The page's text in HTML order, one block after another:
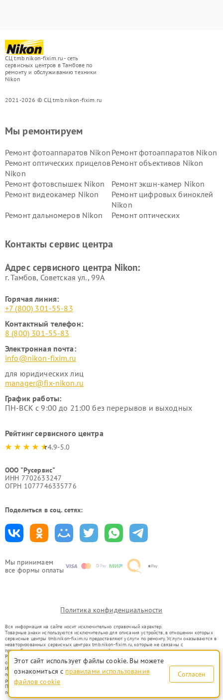
СЦ tmb.nikon-fixim.ru - сеть
сервисных центров в Тамбове по
ремонту и обслуживанию техники
Nikon
2021-2026 © СЦ tmb.nikon-fixim.ru
Мы принимаем
все формы оплаты
Мы ремонтируем
Ремонт фотоаппаратов Nikon Ремонт фотоаппаратов Nikon
Ремонт оптических прицелов
Nikon
Ремонт объективов Nikon
Ремонт фотовспышек Nikon
Ремонт экшн-камер Nikon
Ремонт видеокамер Nikon
Ремонт цифровых биноклей
Nikon
Ремонт дальномеров Nikon
Ремонт оптических
Контакты сервис центра
Адрес сервисного центра Nikon:
г. Тамбов, Советская ул., 99А
Горячая линия:
+7 (800) 301-55-83
Контактный телефон:
8 (800) 301-55-83
Электронная почта:
info@nikon-fixim.ru
для юридических лиц
manager@fix-nikon.ru
График работы:
ПН-ВСК с 9:00 до 21:00 без перерывов и выходных
Рейтинг сервисного центра
4.9-5.0
ООО "Русервис"
ИНН 7702633247
ОГРН 1077746335776
Поделиться в соц. сетях:
Политика конфиденциальности
Вся информация на сайте носит исключительно справочный характер.
Товарные знаки используются исключительно для описания устройств, в отношении которых
сервисные центры tmb.nikon-fixim.ru предоставляют услуги по ремонту. Услуги оказываются в
неавторизованных сервисных центрах tmb.nikon-fixim.ru, которые не связаны с
правообладателями товарных знаков или их официальными представителями.
Ремонт осуществляется для устройств, уже введенных в гражданский оборот в соответствии
со статьей 1487 ГК РФ.
Использование товарных знаков не преследует цели индивидуализации услуг или введения
потребителей в заблуждение, а служит для информирования о предоставляемых услугах по
ремонту техники указанных брендов.
Представленная на сайте информация не является публичной офертой, определяемой
положениями Статьи 437(2) Гражданского кодекса РФ
Этот сайт использует файлы cookie. Вы можете
ознакомиться с правилами использования
файлов cookie
Согласен